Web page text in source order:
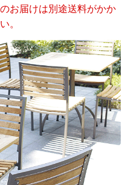
お届けは別途送料がかか
。